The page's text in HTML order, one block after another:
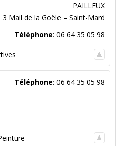
PAILLEUX
3 Mail de la Goële – Saint-Mard
Téléphone: 06 64 35 05 98
Téléphone: 06 64 35 05 98